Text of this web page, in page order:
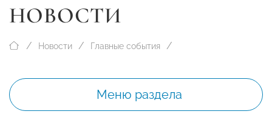
НОВОСТИ
Новости Главные события
Меню раздела